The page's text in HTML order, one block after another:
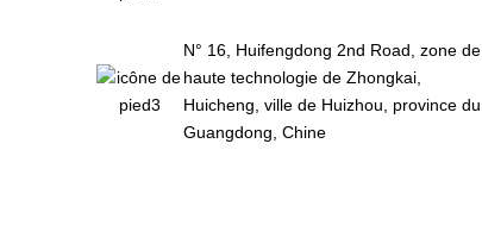
N° 16, Huifengdong 2nd Road, zone de
haute technologie de Zhongkai,
Huicheng, ville de Huizhou, province du
Guangdong, Chine